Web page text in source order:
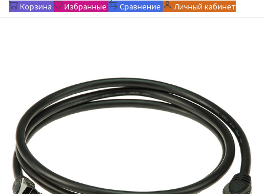
Корзина
Избранные Сравнение Личный кабинет